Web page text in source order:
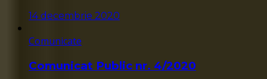
14 decembrie 2020
Comunicate
Comunicat Public nr. 4/2020